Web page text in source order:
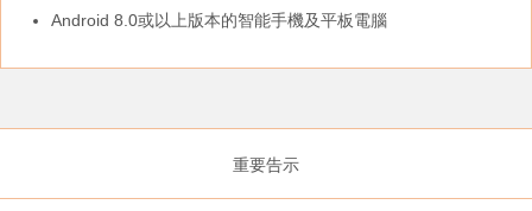
Android 8.0或以上版本的智能手機及平板電腦
重要告示